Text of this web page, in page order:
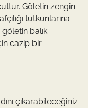
Göletin zengin
tutkunlarına
balık
cazip bir
çıkarabileceğiniz